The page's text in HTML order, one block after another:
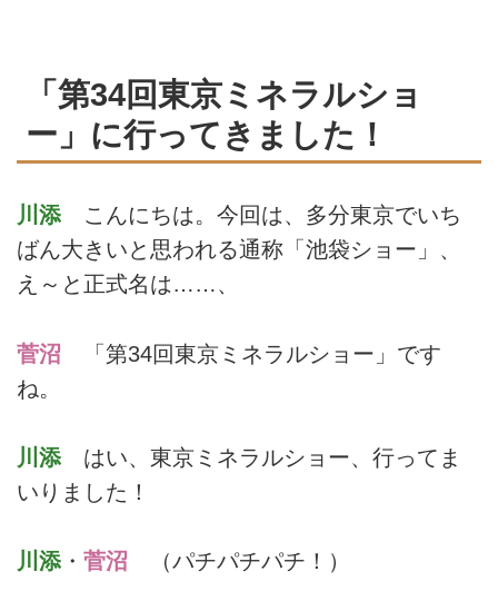
「第34回東京ミネラルショ
ー」に行ってきました！
川添 こんにちは。今回は、多分東京でいち
ばん大きいと思われる通称「池袋ショー」、
え～と正式名は……、
菅沼 「第34回東京ミネラルショー」です
ね。
川添 はい、東京ミネラルショー、行ってま
いりました！
川添 ・ 菅沼 （パチパチパチ！）